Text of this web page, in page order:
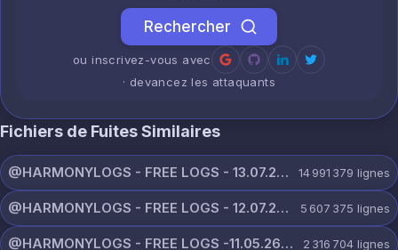
Rechercher
ou inscrivez-vous avec
· devancez les attaquants
Fichiers de Fuites Similaires
@HARMONYLOGS - FREE LOGS - 13.07.26.zip 14 991 379 lignes
@HARMONYLOGS - FREE LOGS - 12.07.26.zip 5 607 375 lignes
@HARMONYLOGS - FREE LOGS -11.05.26.rar 2 316 704 lignes